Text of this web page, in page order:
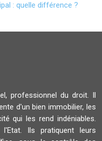
: quelle différence ?
professionnel du droit. Il
d'un bien immobilier, les
qui les rend indéniables.
Ils pratiquent leurs